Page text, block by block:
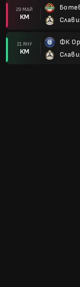
29 МАЙ
КМ
21 ЯНУ
КМ
ФК